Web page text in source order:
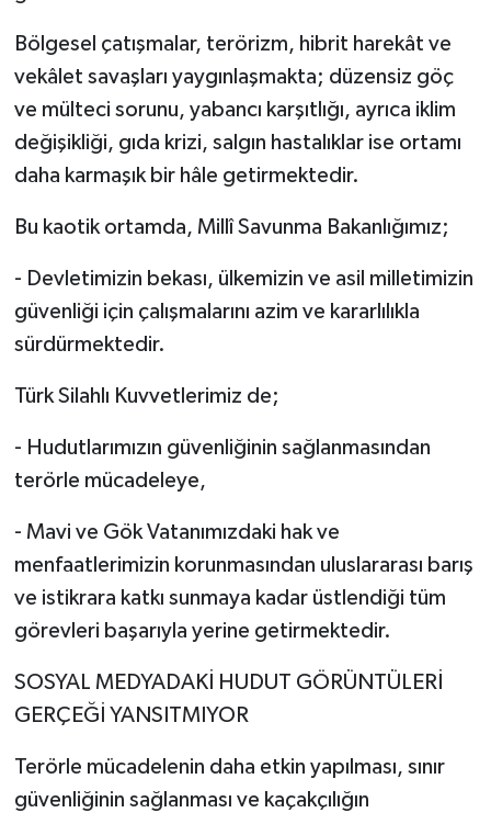
Bölgesel çatışmalar, terörizm, hibrit harekât ve
vekâlet savaşları yaygınlaşmakta; düzensiz göç
ve mülteci sorunu, yabancı karşıtlığı, ayrıca iklim
değişikliği, gıda krizi, salgın hastalıklar ise ortamı
daha karmaşık bir hâle getirmektedir.
Bu kaotik ortamda, Millî Savunma Bakanlığımız;
- Devletimizin bekası, ülkemizin ve asil milletimizin
güvenliği için çalışmalarını azim ve kararlılıkla
sürdürmektedir.
Türk Silahlı Kuvvetlerimiz de;
- Hudutlarımızın güvenliğinin sağlanmasından
terörle mücadeleye,
- Mavi ve Gök Vatanımızdaki hak ve
menfaatlerimizin korunmasından uluslararası barış
ve istikrara katkı sunmaya kadar üstlendiği tüm
görevleri başarıyla yerine getirmektedir.
SOSYAL MEDYADAKİ HUDUT GÖRÜNTÜLERİ
GERÇEĞİ YANSITMIYOR
Terörle mücadelenin daha etkin yapılması, sınır
güvenliğinin sağlanması ve kaçakçılığın